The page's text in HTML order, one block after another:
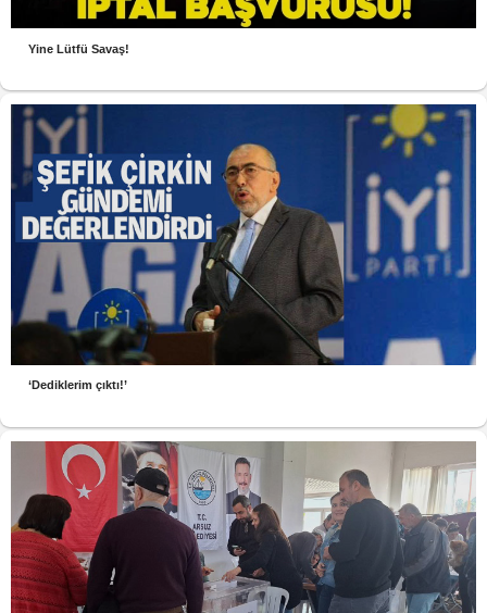
Yine Lütfü Savaş!
‘Dediklerim çıktı!’